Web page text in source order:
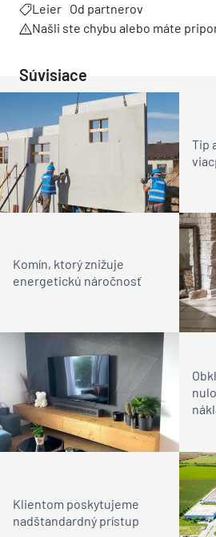
Leier Od partnerov
Našli ste chybu alebo máte
Súvisiace
Tip
Komín, ktorý znižuje
energetickú náročnosť
Klientom poskytujeme
nadštandardný prístup